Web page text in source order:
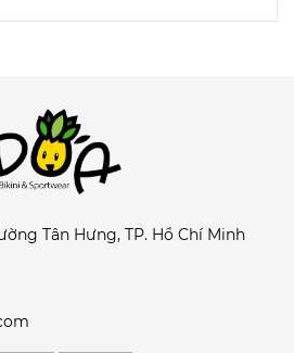
Tân Hưng, TP. Hồ Chí Minh